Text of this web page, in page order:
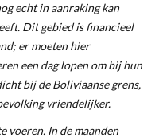
echt in aanraking kan
Dit gebied is financieel
er moeten hier
een dag lopen om bij hun
bij de Boliviaanse grens,
vriendelijker.
voeren. In de maanden